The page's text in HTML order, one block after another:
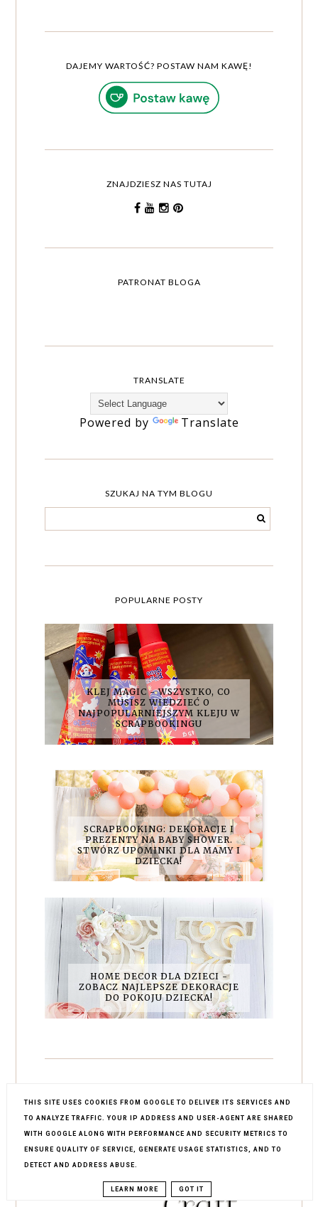
DAJEMY WARTOŚĆ? POSTAW NAM KAWĘ!
ZNAJDZIESZ NAS TUTAJ
PATRONAT BLOGA
TRANSLATE
Powered by Translate
SZUKAJ NA TYM BLOGU
POPULARNE POSTY
KLEJ MAGIC - WSZYSTKO, CO
MUSISZ WIEDZIEĆ O
NAJPOPULARNIEJSZYM KLEJU W
SCRAPBOOKINGU
SCRAPBOOKING: DEKORACJE I
PREZENTY NA BABY SHOWER.
STWÓRZ UPOMINKI DLA MAMY I
DZIECKA!
HOME DECOR DLA DZIECI -
ZOBACZ NAJLEPSZE DEKORACJE
DO POKOJU DZIECKA!
THIS SITE USES COOKIES FROM GOOGLE TO DELIVER ITS SERVICES AND
TO ANALYZE TRAFFIC. YOUR IP ADDRESS AND USER-AGENT ARE SHARED
WITH GOOGLE ALONG WITH PERFORMANCE AND SECURITY METRICS TO
ENSURE QUALITY OF SERVICE, GENERATE USAGE STATISTICS, AND TO
DETECT AND ADDRESS ABUSE.
LEARN MORE GOT IT